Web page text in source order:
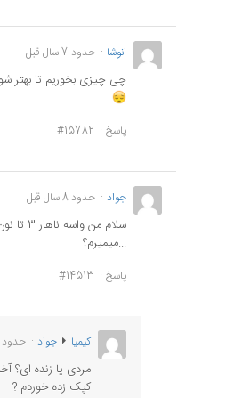
انوشا حدود 7 سال قبل
چی چیزی بخوریم تا بهتر
پاسخ #15782
جواد حدود 8 سال قبل
سلام من
...میمیرم؟
پاسخ #14513
کیمیا جواد حدود 5 سال قبل
مردی یا زنده ای؟
کپک زده خوردم ?